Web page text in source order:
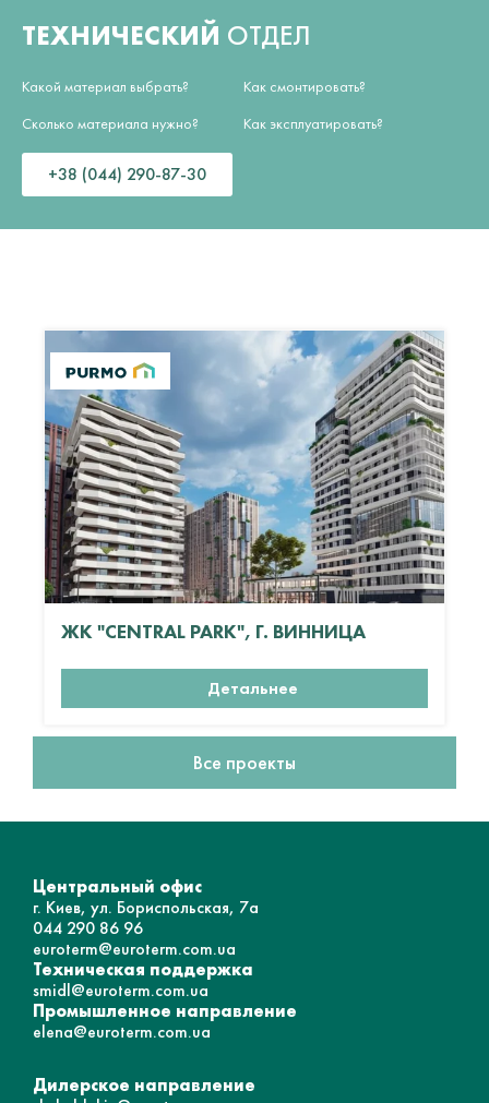
ТЕХНИЧЕСКИЙ ОТДЕЛ
Какой материал выбрать?
Сколько материала нужно?
Как смонтировать?
Как эксплуатировать?
+38 (044) 290-87-30
ЖК "CENTRAL PARK", Г. ВИННИЦА
Детальнее
Все проекты
Центральный офис
г. Киев, ул. Бориспольская, 7а
044 290 86 96
euroterm@euroterm.com.ua
Техническая поддержка
smidl@euroterm.com.ua
Промышленное направление
elena@euroterm.com.ua
Дилерское направление